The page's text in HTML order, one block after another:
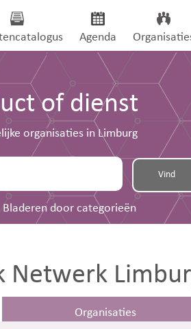
Agenda
of dienst
organisaties in Limburg
Bladeren door categorieën
Organisaties